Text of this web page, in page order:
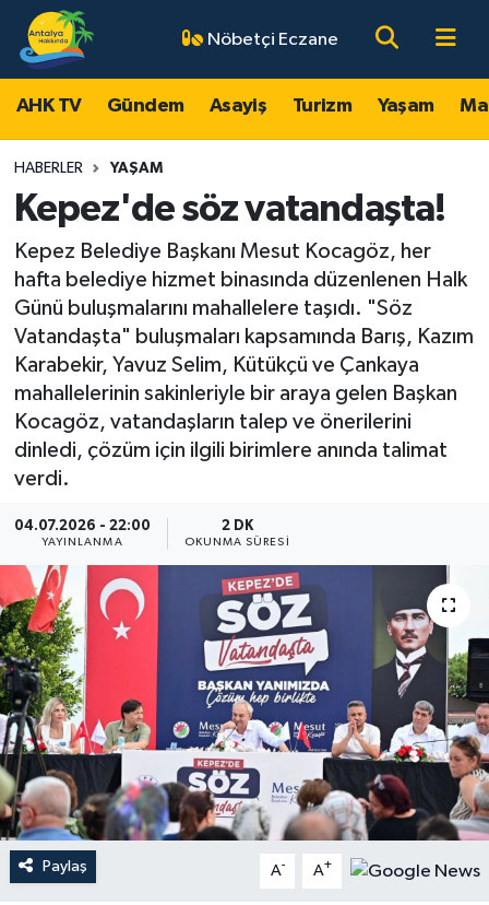
Nöbetçi Eczane
AHK TV Gündem Asayiş Turizm Yaşam
HABERLER YAŞAM
Kepez'de söz vatandaşta!
Kepez Belediye Başkanı Mesut Kocagöz, her
hafta belediye hizmet binasında düzenlenen Halk
Günü buluşmalarını mahallelere taşıdı. "Söz
Vatandaşta" buluşmaları kapsamında Barış, Kazım
Karabekir, Yavuz Selim, Kütükçü ve Çankaya
mahallelerinin sakinleriyle bir araya gelen Başkan
Kocagöz, vatandaşların talep ve önerilerini
dinledi, çözüm için ilgili birimlere anında talimat
verdi.
04.07.2026 - 22:00
YAYINLANMA
2 DK
OKUNMA SÜRESI
Paylaş A- A+
AHK TV
Gündem
Turizm
Yaşam
Magazin
Ekonomi
Spor
Dünya
Resmi Reklamlar
Antalya Nöbetçi Eczaneler
Antalya Hava Durumu
Antalya Namaz Vakitleri
Antalya Trafik Yoğunluk Haritası
Süper Lig Puan Durumu ve Fikstür
Tüm Manşetler
Son Dakika Haberleri
Haber Arşivi